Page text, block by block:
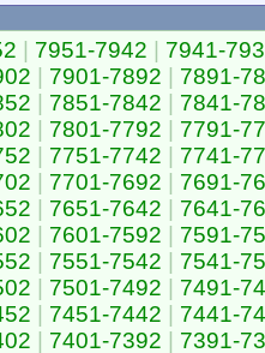
7951-7942
7941-
7901-7892
7891-
7851-7842
7841-
7801-7792
7791-
7751-7742
7741-
7701-7692
7691-
7651-7642
7641-
7601-7592
7591-
7551-7542
7541-
7501-7492
7491-
7451-7442
7441-
7401-7392 7391-